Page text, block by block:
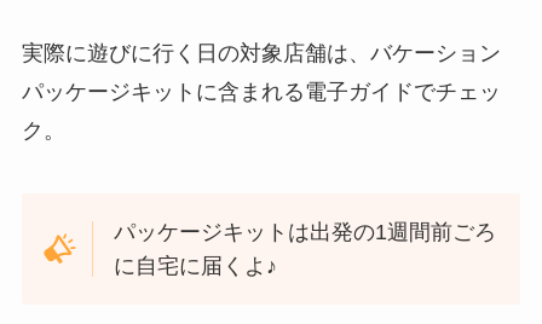
実際に遊びに行く日の対象店舗は、バケーション
パッケージキットに含まれる電子ガイドでチェッ
ク。
パッケージキットは出発の1週間前ごろ
に自宅に届くよ♪